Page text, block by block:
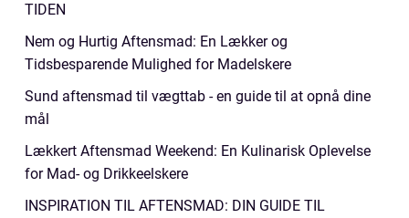
TIDEN
Nem og Hurtig Aftensmad: En Lækker og
Tidsbesparende Mulighed for Madelskere
Sund aftensmad til vægttab - en guide til at opnå dine
mål
Lækkert Aftensmad Weekend: En Kulinarisk Oplevelse
for Mad- og Drikkeelskere
INSPIRATION TIL AFTENSMAD: DIN GUIDE TIL